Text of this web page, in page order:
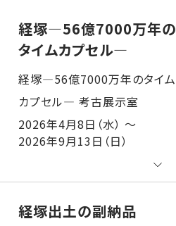
経塚―56億7000万年の
タイムカプセル―
経塚―56億7000万年のタイムカプセル― 考古展示室
2026年4月8日（水） ～
2026年9月13日（日）
経塚出土の副納品